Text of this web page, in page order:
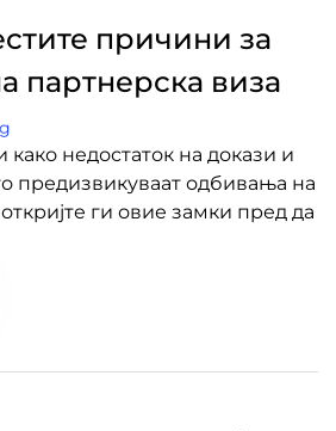
причини за
партнерска виза
недостаток на докази и
предизвикуваат одбивања на
ги овие замки пред да